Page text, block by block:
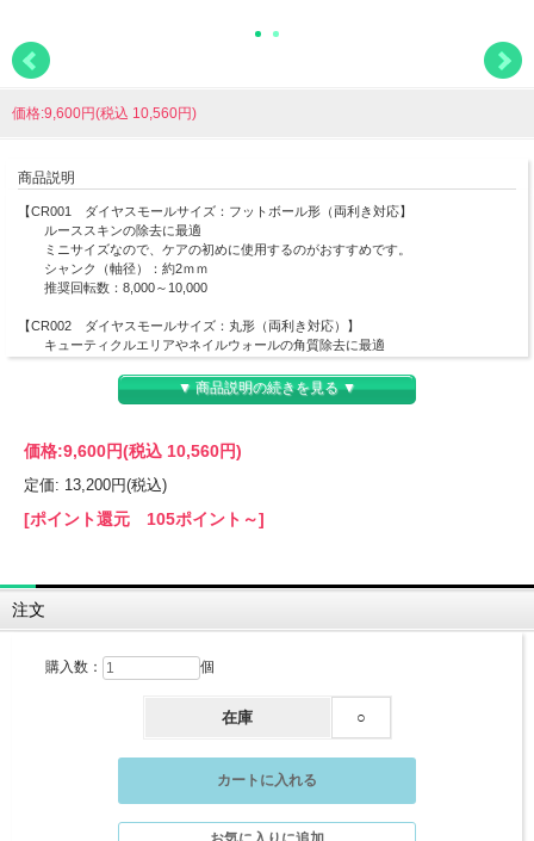
価格:9,600円(税込 10,560円)
商品説明
【CR001 ダイヤスモールサイズ：フットボール形（両利き対応】
ルーススキンの除去に最適
ミニサイズなので、ケアの初めに使用するのがおすすめです。
シャンク（軸径）：約2ｍｍ
推奨回転数：8,000～10,000
【CR002 ダイヤスモールサイズ：丸形（両利き対応）】
キューティクルエリアやネイルウォールの角質除去に最適
シャンク（軸径）：約2mm
推奨回転数：8,000～10,000
【CR003 ダイヤサイドクリーン：細形（両利き対応）】
サイドラインのルーススキン、細かいところにフットボール形や丸形でも剥しきれ
なかった頑固なサイドポケットなどにおすすめです。
シャンク（軸径）：約2mm
推奨回転数：8,000～10,000
キンにもおすすめです。
シャンク（軸径）：約2mm
推奨回転数：8,000～10,000
【CR005 ダイヤバレル：丸筒ラウンド形（両利き対応）】
肌当たりがやさしく皮膚の薄いところに当てても痛みを感じにくいです。
【GP001 マルチビット：円錐台（両利き対応）】
先端はRカットされているため面取り不要。肌当たりも円柱形のものより優しい
ため、どなた様にも扱 いやすい設計です。
▼ 商品説明の続きを見る ▼
価格:9,600円(税込 10,560円)
定価: 13,200円(税込)
[ポイント還元 105ポイント～]
注文
購入数： 個
在庫 ○